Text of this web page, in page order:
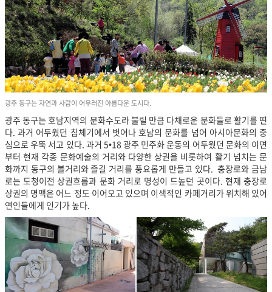
광주 동구는 자연과 사람이 어우러진 아름다운 도시다.
광주 동구는 호남지역의 문화수도라 불릴 만큼 다채로운 문화들로 활기를 띤
다. 과거 어두웠던 침체기에서 벗어나 호남의 문화를 넘어 아시아문화의 중
심으로 우뚝 서고 있다. 과거 5•18 광주 민주화 운동의 어두웠던 문화의 이면
부터 현재 각종 문화예술의 거리와 다양한 상권을 비롯하여 활기 넘치는 문
화까지 동구의 볼거리와 즐길 거리를 풍요롭게 만들고 있다. 충장로와 금남
로는 도청이전 상권흐름과 문화 거리로 명성이 드높던 곳이다. 현재 충장로
상권의 명맥은 어느 정도 이어오고 있으며 이색적인 카페거리가 위치해 있어
연인들에게 인기가 높다.